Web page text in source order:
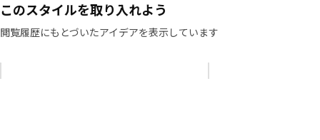
このスタイルを取り入れよう
閲覧履歴にもとづいたアイデアを表示しています